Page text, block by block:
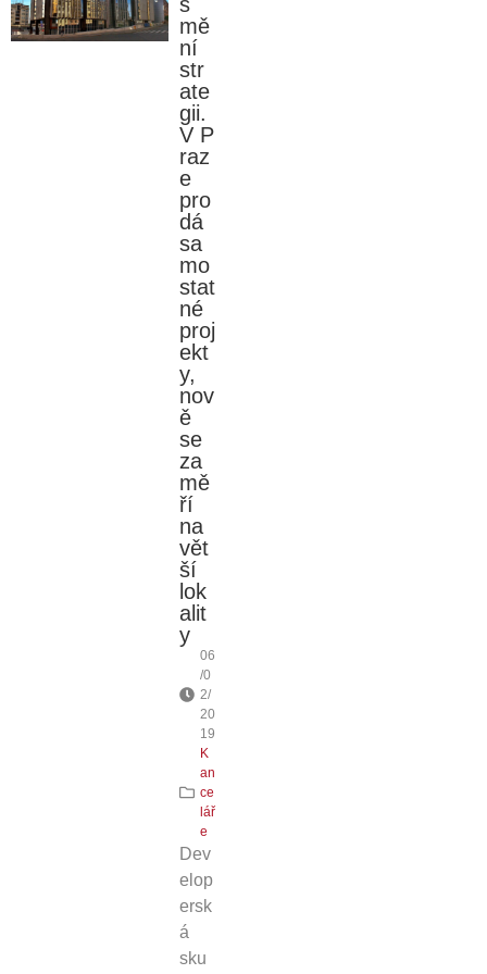
mě
ní
str
ate
gii.
V P
raz
e
pro
dá
sa
mo
stat
né
proj
ekt
y,
nov
ě
se
za
mě
ří
na
vět
ší
lok
alit
y
06
/0
2/
20
19
K
an
ce
lář
e
Dev
elop
ersk
á
sku